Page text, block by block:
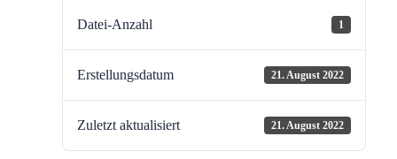
Datei-Anzahl 1
Erstellungsdatum 21. August 2022
Zuletzt aktualisiert 21. August 2022